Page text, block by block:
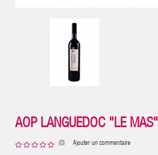
AOP LANGUEDOC "LE MAS"
(0) Ajouter un commentaire